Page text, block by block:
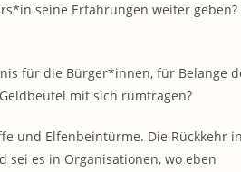
seine Erfahrungen weiter geben?
für die Bürger*innen, für Belange
mit sich rumtragen?
und Elfenbeintürme. Die Rückkehr
sei es in Organisationen, wo eben